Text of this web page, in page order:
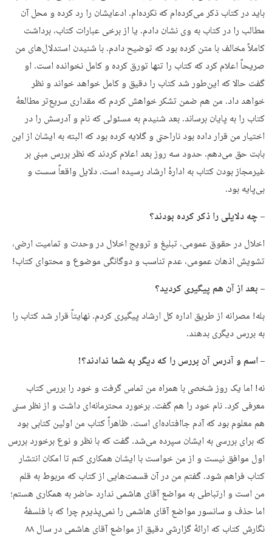
باید در کتاب ذکر می‌کرده‌ام که نکرده‌ام. ادعایشان را رد کرده و محل آن
مطالب را در کتاب به وی نشان دادم. یا از برخی عبارات کتاب، برداشت
کاملاً مخالف با متن کرده بود که توضیح دادم. با شنیدن استدلال‌های من
صریحاً اعلام کرد که کتاب را تنها تورق کرده و کامل نخوانده است. او
گفت حالا که این‌طور شد کتاب را دقیق و کامل خواهد خواند و نظر
خواهد داد. من هم ضمن تشکر خواهش کردم که مقداری سریع‌تر مطالعهٔ
کتاب را به پایان برساند. بعد شنیدم به مسئولی که نام و آدرسش را در
اختیار من قرار داده بود ناراحتی و گلایه کرده بود که البته به ایشان از این
بابت حق می‌دهم. حدود سه روز بعد اعلام کردند که نظر بررس مبنی بر
غیرمجاز بودن کتاب به ادارهٔ ارشاد رسیده است. دلایل واقعاً سست و
بی‌پایه بود.
– چه دلایلی را ذکر کرده بودند؟
اخلال در حقوق عمومی، تبلیغ و ترویج اخلال در وحدت و تمامیت ارضی،
تشویش اذهان عمومی، عدم تناسب و دوگانگی موضوع و محتوای کتاب!
– بعد از آن هم پیگیری کردید؟
بله! مصرانه از طریق اداره کل ارشاد پیگیری کردم. نهایتاً قرار شد کتاب را
به بررس دیگری بدهند.
– اسم و آدرس آن بررس را که دیگر به شما ندادند؟!
نه! اما یک روز شخصی با همراه من تماس گرفت و خود را بررس کتاب
معرفی کرد. نام خود را هم گفت. برخورد محترمانه‌ای داشت و از نظر سنی
هم معلوم بود که آدم جاافتاده‌ای است. ظاهراً کتاب من اولین کتابی بود
که برای بررسی به ایشان سپرده می‌شد. گفت که با نظر و نوع برخورد بررس
اول موافق نیست و از من خواست با ایشان همکاری کنم تا امکان انتشار
کتاب فراهم شود. گفتم من در آن قسمت‌هایی از کتاب که مربوط به قلم
من است و ارتباطی به مواضع آقای هاشمی ندارد حاضر به همکاری هستم؛
اما حذف و سانسور مواضع آقای هاشمی را نمی‌پذیرم چرا که با فلسفهٔ
نگارش کتاب که ارائهٔ گزارشی دقیق از مواضع آقای هاشمی در سال ۸۸